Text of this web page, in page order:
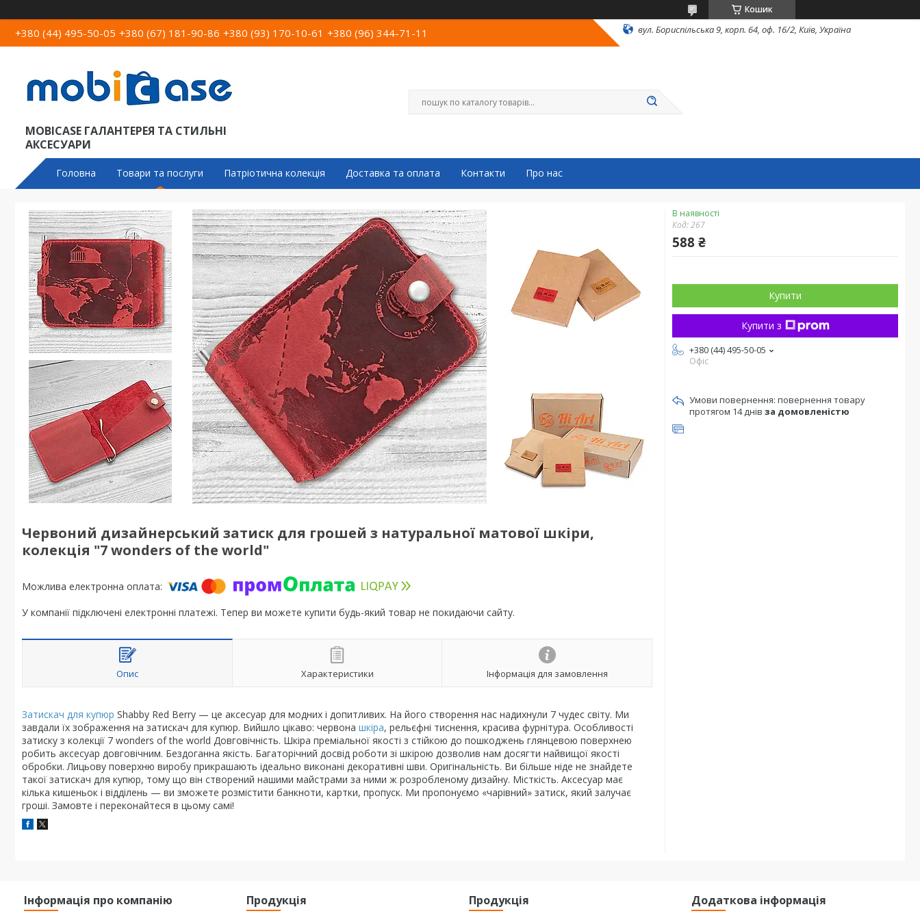
Кошик
+380 (44) 495-50-05 +380 (67) 181-90-86 +380 (93) 170-10-61 +380 (96) 344-71-11 вул. Бориспільська 9, корп. 64, оф. 16/2, Київ, Україна
MOBICASE ГАЛАНТЕРЕЯ ТА СТИЛЬНІ
АКСЕСУАРИ
Головна Товари та послуги Патріотична колекція Доставка та оплата Контакти Про нас
Червоний дизайнерський затиск для грошей з натуральної матової шкіри,
колекція "7 wonders of the world"
У компанії підключені електронні платежі. Тепер ви можете купити будь-який товар не покидаючи сайту.
Опис Характеристики Інформація для замовлення
Затискач для купюр Shabby Red Berry — це аксесуар для модних і допитливих. На його створення нас надихнули 7 чудес світу. Ми
завдали їх зображення на затискач для купюр. Вийшло цікаво: червона шкіра, рельєфні тиснення, красива фурнітура. Особливості
затиску з колекції 7 wonders of the world Довговічність. Шкіра преміальної якості з стійкою до пошкоджень глянцевою поверхнею
робить аксесуар довговічним. Бездоганна якість. Багаторічний досвід роботи зі шкірою дозволив нам досягти найвищої якості
обробки. Лицьову поверхню виробу прикрашають ідеально виконані декоративні шви. Оригінальність. Ви більше ніде не знайдете
такої затискач для купюр, тому що він створений нашими майстрами за ними ж розробленому дизайну. Місткість. Аксесуар має
кілька кишеньок і відділень — ви зможете розмістити банкноти, картки, пропуск. Ми пропонуємо «чарівний» затиск, який залучає
гроші. Замовте і переконайтеся в цьому самі!
В наявності
Код:267
588 ₴
Купити
Купити з
+380 (44) 495-50-05
Офіс
повернення товару
протягом 14 днів за домовленістю
Інформація про компанію Продукція Продукція Додаткова інформація